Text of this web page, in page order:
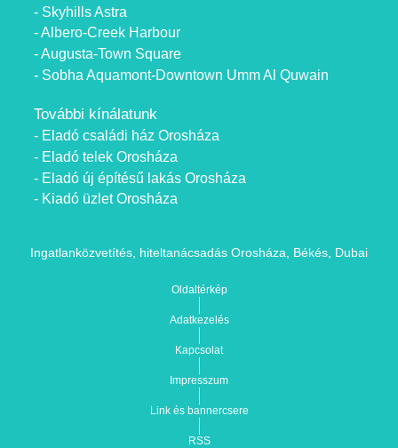
- Skyhills Astra
- Albero-Creek Harbour
- Augusta-Town Square
- Sobha Aquamont-Downtown Umm Al Quwain
További kínálatunk
- Eladó családi ház Orosháza
- Eladó telek Orosháza
- Eladó új építésű lakás Orosháza
- Kiadó üzlet Orosháza
Ingatlanközvetítés, hiteltanácsadás Orosháza, Békés, Dubai
Oldaltérkép
Adatkezelés
Kapcsolat
Impresszum
Link és bannercsere
RSS